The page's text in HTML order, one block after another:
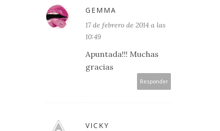
GEMMA
17 de febrero de 2014 a las
10:49
Apuntada!!! Muchas
gracias
Responder
VICKY